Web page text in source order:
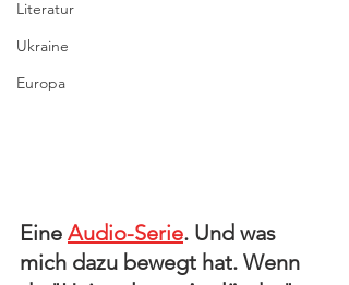
Literatur
Ukraine
Europa
Eine Audio-Serie. Und was
mich dazu bewegt hat. Wenn